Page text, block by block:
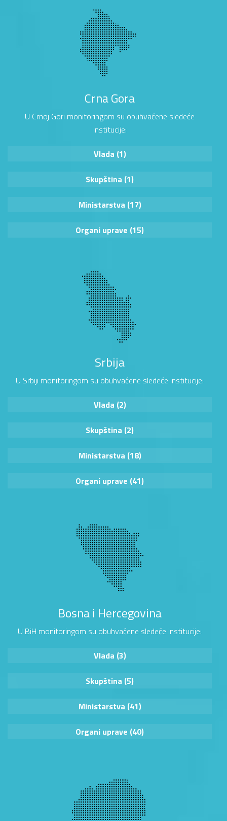
Crna Gora
U Crnoj Gori monitoringom su obuhvaćene sledeće
institucije:
Vlada (1)
Skupština (1)
Ministarstva (17)
Organi uprave (15)
Srbija
U Srbiji monitoringom su obuhvaćene sledeće institucije:
Vlada (2)
Skupština (2)
Ministarstva (18)
Organi uprave (41)
Bosna i Hercegovina
U BiH monitoringom su obuhvaćene sledeće institucije:
Vlada (3)
Skupština (5)
Ministarstva (41)
Organi uprave (40)